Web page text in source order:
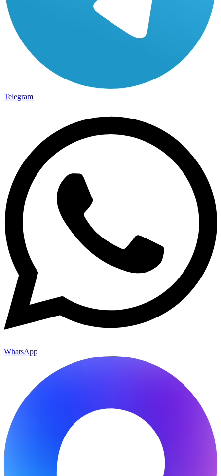
Telegram
WhatsApp